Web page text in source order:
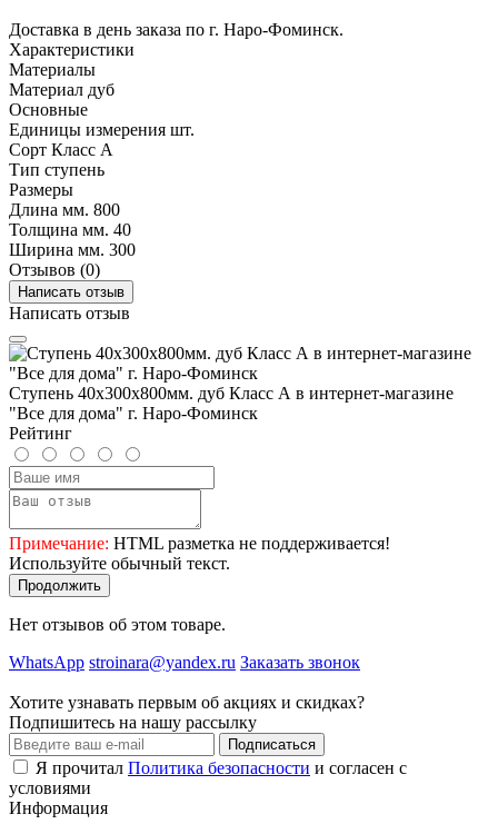
Доставка в день заказа по г. Наро-Фоминск.
Характеристики
Материалы
Материал дуб
Основные
Единицы измерения шт.
Сорт Класс А
Тип стyпень
Размеры
Длина мм. 800
Толщина мм. 40
Ширина мм. 300
Отзывов (0)
Написать отзыв
Написать отзыв
Ступень 40х300х800мм. дуб Класс А в интернет-магазине
"Все для дома" г. Наро-Фоминск
Рейтинг
Примечание: HTML разметка не поддерживается!
Используйте обычный текст.
Продолжить
Нет отзывов об этом товаре.
WhatsApp stroinara@yandex.ru Заказать звонок
Хотите узнавать первым об акциях и скидках?
Подпишитесь на нашу рассылку
Подписаться
Я прочитал Политика безопасности и согласен с
условиями
Информация